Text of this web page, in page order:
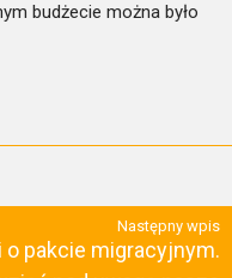
budżecie można było
Następny wpis
o pakcie migracyjnym.